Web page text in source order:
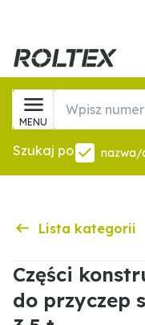
MENU
Szukaj po nazwa/
Lista kategorii
Części
do przyczep